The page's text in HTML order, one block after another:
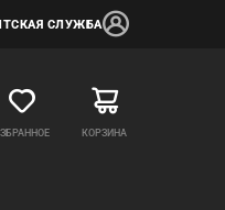
СЛУЖБА
КОРЗИНА